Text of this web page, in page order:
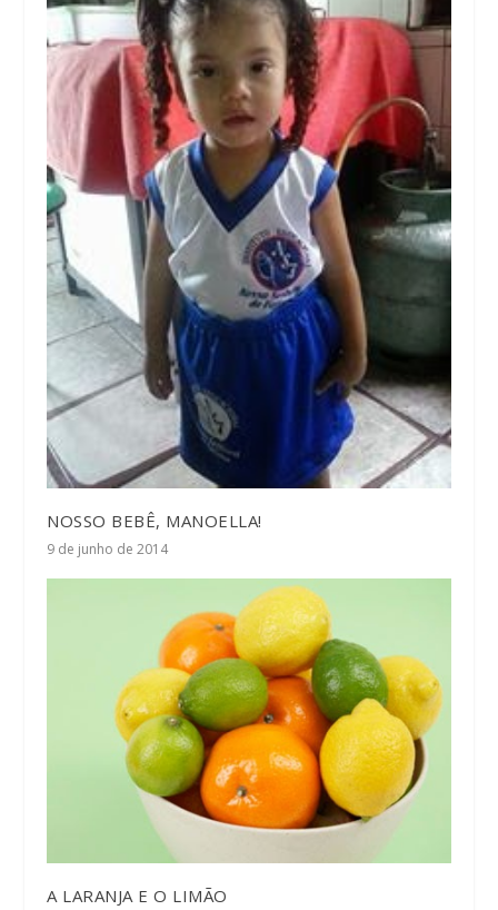
NOSSO BEBÊ, MANOELLA!
9 de junho de 2014
A LARANJA E O LIMÃO